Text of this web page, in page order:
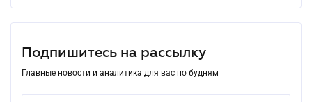
Подпишитесь на рассылку
Главные новости и аналитика для вас по будням